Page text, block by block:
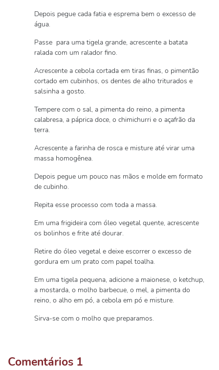
Depois pegue cada fatia e esprema bem o excesso de
água.
Passe para uma tigela grande, acrescente a batata
ralada com um ralador fino.
Acrescente a cebola cortada em tiras finas, o pimentão
cortado em cubinhos, os dentes de alho triturados e
salsinha a gosto.
Tempere com o sal, a pimenta do reino, a pimenta
calabresa, a páprica doce, o chimichurri e o açafrão da
terra.
Acrescente a farinha de rosca e misture até virar uma
massa homogênea.
Depois pegue um pouco nas mãos e molde em formato
de cubinho.
Repita esse processo com toda a massa.
Em uma frigideira com óleo vegetal quente, acrescente
os bolinhos e frite até dourar.
Retire do óleo vegetal e deixe escorrer o excesso de
gordura em um prato com papel toalha.
Em uma tigela pequena, adicione a maionese, o ketchup,
a mostarda, o molho barbecue, o mel, a pimenta do
reino, o alho em pó, a cebola em pó e misture.
Sirva-se com o molho que preparamos.
Comentários 1